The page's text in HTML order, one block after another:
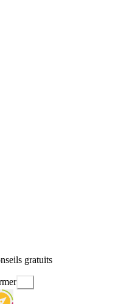
gratuits